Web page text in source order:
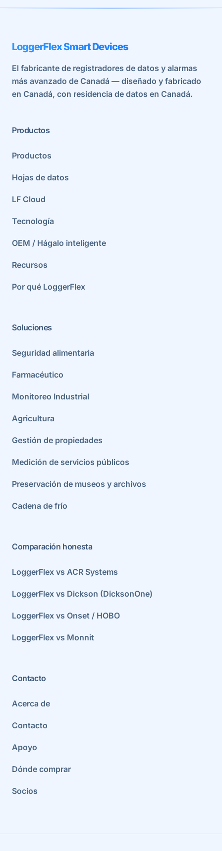
LoggerFlex Smart Devices
El fabricante de registradores de datos y alarmas
más avanzado de Canadá — diseñado y fabricado
en Canadá, con residencia de datos en Canadá.
Productos
Productos
Hojas de datos
LF Cloud
Tecnología
OEM / Hágalo inteligente
Recursos
Por qué LoggerFlex
Soluciones
Seguridad alimentaria
Farmacéutico
Monitoreo Industrial
Agricultura
Gestión de propiedades
Medición de servicios públicos
Preservación de museos y archivos
Cadena de frío
Comparación honesta
LoggerFlex vs ACR Systems
LoggerFlex vs Dickson (DicksonOne)
LoggerFlex vs Onset / HOBO
LoggerFlex vs Monnit
Contacto
Acerca de
Contacto
Apoyo
Dónde comprar
Socios